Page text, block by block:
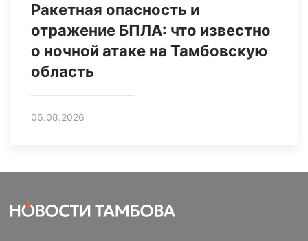
Ракетная опасность и
отражение БПЛА: что известно
о ночной атаке на Тамбовскую
область
06.08.2026